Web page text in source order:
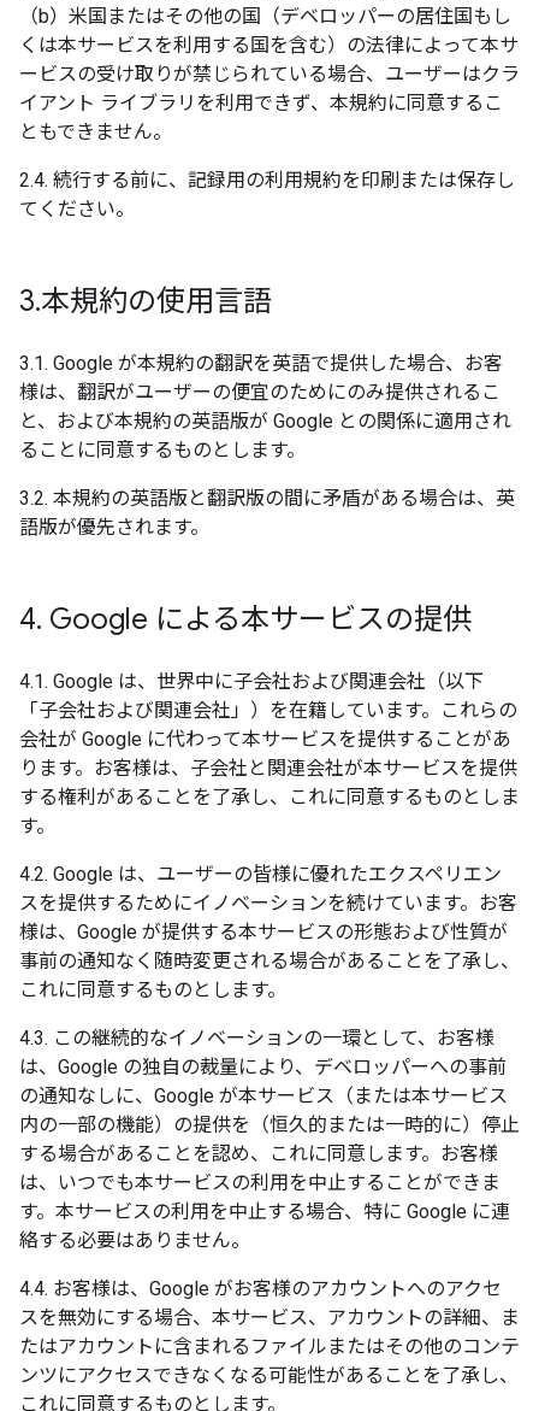
（b）米国またはその他の国（デベロッパーの居住国もし
くは本サービスを利用する国を含む）の法律によって本サ
ービスの受け取りが禁じられている場合、ユーザーはクラ
イアント ライブラリを利用できず、本規約に同意するこ
ともできません。
2.4. 続行する前に、記録用の利用規約を印刷または保存し
てください。
3.本規約の使用言語
3.1. Google が本規約の翻訳を英語で提供した場合、お客
様は、翻訳がユーザーの便宜のためにのみ提供されるこ
と、および本規約の英語版が Google との関係に適用され
ることに同意するものとします。
3.2. 本規約の英語版と翻訳版の間に矛盾がある場合は、英
語版が優先されます。
4. Google による本サービスの提供
4.1. Google は、世界中に子会社および関連会社（以下
「子会社および関連会社」）を在籍しています。これらの
会社が Google に代わって本サービスを提供することがあ
ります。お客様は、子会社と関連会社が本サービスを提供
する権利があることを了承し、これに同意するものとしま
す。
4.2. Google は、ユーザーの皆様に優れたエクスペリエン
スを提供するためにイノベーションを続けています。お客
様は、Google が提供する本サービスの形態および性質が
事前の通知なく随時変更される場合があることを了承し、
これに同意するものとします。
4.3. この継続的なイノベーションの一環として、お客様
は、Google の独自の裁量により、デベロッパーへの事前
の通知なしに、Google が本サービス（または本サービス
内の一部の機能）の提供を（恒久的または一時的に）停止
する場合があることを認め、これに同意します。お客様
は、いつでも本サービスの利用を中止することができま
す。本サービスの利用を中止する場合、特に Google に連
絡する必要はありません。
4.4. お客様は、Google がお客様のアカウントへのアクセ
スを無効にする場合、本サービス、アカウントの詳細、ま
たはアカウントに含まれるファイルまたはその他のコンテ
ンツにアクセスできなくなる可能性があることを了承し、
これに同意するものとします。